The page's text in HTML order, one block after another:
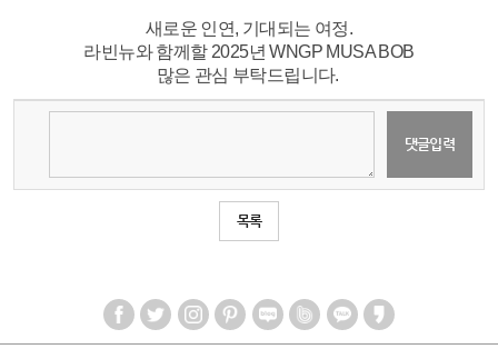
새로운 인연, 기대되는 여정.
라빈뉴와 함께할 2025년 WNGP MUSA BOB
많은 관심 부탁드립니다.
목록